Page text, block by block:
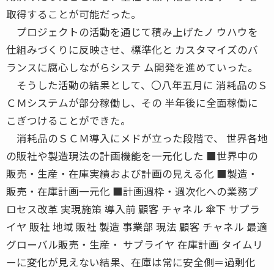
取得することが可能だった。
プロジェクトの活動を通じて積み上げたノ ウハウを
仕組みづくりに反映させ、標準化と カスタマイズのバ
ランスに腐心しながらシステ ム開発を進めていった。
そうした活動の結果として、〇八年五月に 消耗品のＳ
ＣＭシステムが部分稼働し、その 半年後に全面稼働に
こぎつけることができた。
消耗品のＳＣＭ導入にメドが立った段階で、 世界各地
の販社や製造現法の計画機能を一元化した ■世界中の
販売・生産・在庫実績および計画の見える化 ■製造・
販売・在庫計画一元化 ■計画週枠・週次化への業務プ
ロセス改革 実現施策 導入前 顧客 チャネル 傘下 サプラ
イヤ 販社 地域 販社 製造 事業部 現法 顧客 チャネル 最適
グローバル販売・生産・ サプライヤ 在庫計画 タイムリ
ーに変化が見えない結果、在庫は常に安全側＝過剰化